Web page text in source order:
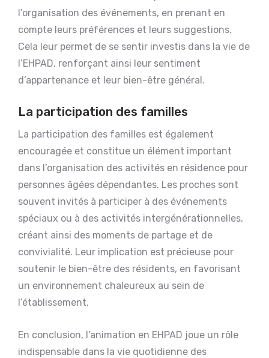
l’organisation des événements, en prenant en
compte leurs préférences et leurs suggestions.
Cela leur permet de se sentir investis dans la vie de
l’EHPAD, renforçant ainsi leur sentiment
d’appartenance et leur bien-être général.
La participation des familles
La participation des familles est également
encouragée et constitue un élément important
dans l’organisation des activités en résidence pour
personnes âgées dépendantes. Les proches sont
souvent invités à participer à des événements
spéciaux ou à des activités intergénérationnelles,
créant ainsi des moments de partage et de
convivialité. Leur implication est précieuse pour
soutenir le bien-être des résidents, en favorisant
un environnement chaleureux au sein de
l’établissement.
En conclusion, l’animation en EHPAD joue un rôle
indispensable dans la vie quotidienne des